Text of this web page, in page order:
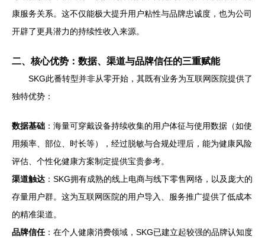
康服务关系。这不仅能极大提升用户粘性与品牌忠诚度，也为公司
开辟了更具潜力的持续性收入来源。
二、核心优势：数据、渠道与品牌信任的三重赋能
SKG此番转型并非从零开始，其既有业务为互联网医院提供了
独特优势：
数据基础 ：海量可穿戴设备持续收集的用户体征与使用数据（如使
用频率、部位、时长等），经过脱敏与合规处理后，能为健康风险
评估、个性化健康方案制定提供宝贵参考。
渠道触达 ：SKG拥有成熟的线上电商与线下零售网络，以及庞大的
存量用户群。这为互联网医院的用户导入、服务推广提供了低成本
的精准渠道。
品牌信任：在个人健康消费领域，SKG已建立起较强的品牌认知度